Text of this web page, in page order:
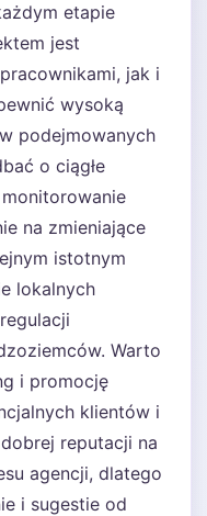
etapie
jest
jak i
wysoką
podejmowanych
o ciągłe
na zmieniające
istotnym
lokalnych
Warto
i promocję
klientów i
reputacji na
agencji, dlatego
i sugestie od